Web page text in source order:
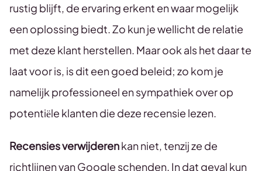
rustig blijft, de ervaring erkent en waar mogelijk
een oplossing biedt. Zo kun je wellicht de relatie
met deze klant herstellen. Maar ook als het daar te
laat voor is, is dit een goed beleid; zo kom je
namelijk professioneel en sympathiek over op
potentiële klanten die deze recensie lezen.
Recensies verwijderenkan niet, tenzij ze de
richtlijnen van Google schenden. In dat geval kun